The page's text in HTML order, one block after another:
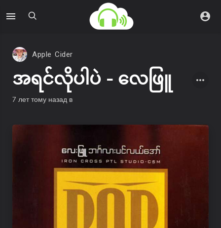
Apple Cider
အရင်လိုပါပဲ - လေဖြူ
7 лет тому назад в